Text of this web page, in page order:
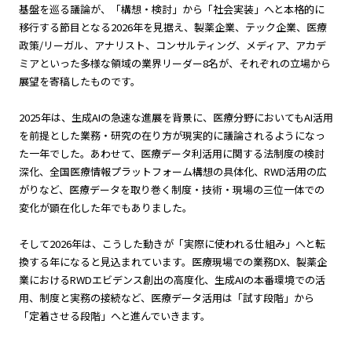
基盤を巡る議論が、「構想・検討」から「社会実装」へと本格的に
移行する節目となる2026年を見据え、製薬企業、テック企業、医療
政策/リーガル、アナリスト、コンサルティング、メディア、アカデ
ミアといった多様な領域の業界リーダー8名が、それぞれの立場から
展望を寄稿したものです。
2025年は、生成AIの急速な進展を背景に、医療分野においてもAI活用
を前提とした業務・研究の在り方が現実的に議論されるようになっ
た一年でした。あわせて、医療データ利活用に関する法制度の検討
深化、全国医療情報プラットフォーム構想の具体化、RWD活用の広
がりなど、医療データを取り巻く制度・技術・現場の三位一体での
変化が顕在化した年でもありました。
そして2026年は、こうした動きが「実際に使われる仕組み」へと転
換する年になると見込まれています。医療現場での業務DX、製薬企
業におけるRWDエビデンス創出の高度化、生成AIの本番環境での活
用、制度と実務の接続など、医療データ活用は「試す段階」から
「定着させる段階」へと進んでいきます。